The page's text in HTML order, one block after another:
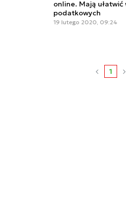
online. Mają
podatkowych
19 lutego 2020, 09:24
1